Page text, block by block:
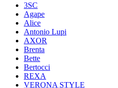
3SC
Agape
Alice
Antonio Lupi
AXOR
Brenta
Bette
Bertocci
REXA
VERONA STYLE